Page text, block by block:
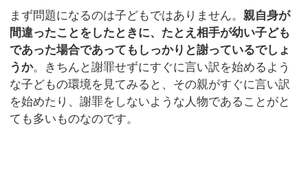
まず問題になるのは子どもではありません。親自身が
間違ったことをしたときに、たとえ相手が幼い子ども
であった場合であってもしっかりと謝っているでしょ
うか。きちんと謝罪せずにすぐに言い訳を始めるよう
な子どもの環境を見てみると、その親がすぐに言い訳
を始めたり、謝罪をしないような人物であることがと
ても多いものなのです。